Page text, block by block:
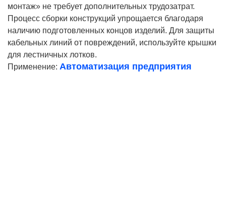
монтаж» не требует дополнительных трудозатрат.
Процесс сборки конструкций упрощается благодаря
наличию подготовленных концов изделий. Для защиты
кабельных линий от повреждений, используйте крышки
для лестничных лотков.
Применение: Автоматизация предприятия
Ваше имя